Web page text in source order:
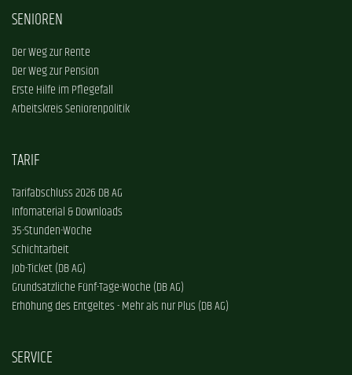
SENIOREN
Der Weg zur Rente
Der Weg zur Pension
Erste Hilfe im Pflegefall
Arbeitskreis Seniorenpolitik
TARIF
Tarifabschluss 2026 DB AG
Infomaterial & Downloads
35-Stunden-Woche
Schichtarbeit
Job-Ticket (DB AG)
Grundsätzliche Fünf-Tage-Woche (DB AG)
Erhöhung des Entgeltes - Mehr als nur Plus (DB AG)
SERVICE